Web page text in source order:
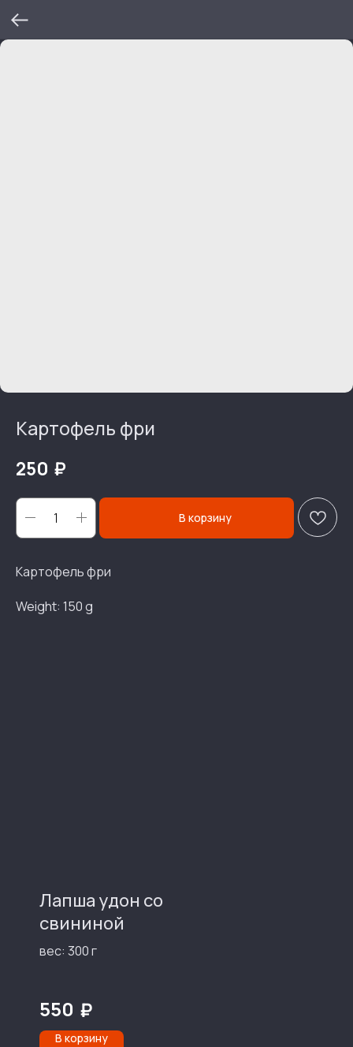
Картофель фри
250 ₽
В корзину
Картофель фри
Weight: 150 g
Лапша удон со
свининой
вес: 300 г
550 ₽
В корзину